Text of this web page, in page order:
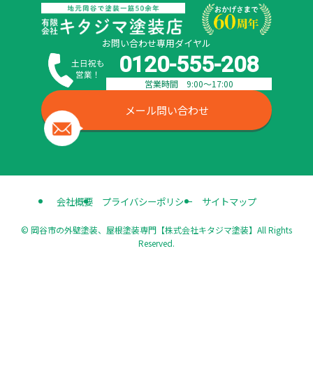
お問い合わせ専用ダイヤル
0120-555-208
営業時間 9:00〜17:00
メール問い合わせ
会社概要 プライバシーポリシー サイトマップ
© 岡谷市の外壁塗装、屋根塗装専門【株式会社キタジマ塗装】All Rights
Reserved.